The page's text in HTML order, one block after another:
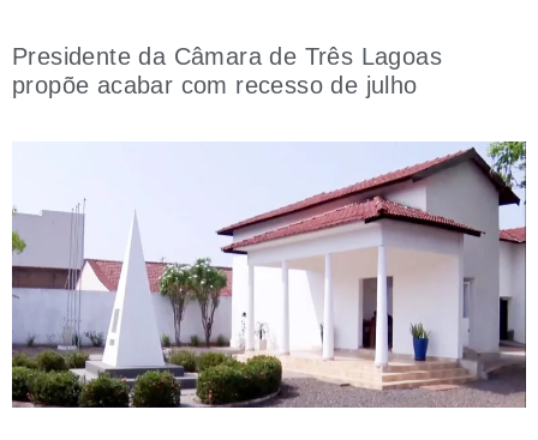
Presidente da Câmara de Três Lagoas
propõe acabar com recesso de julho